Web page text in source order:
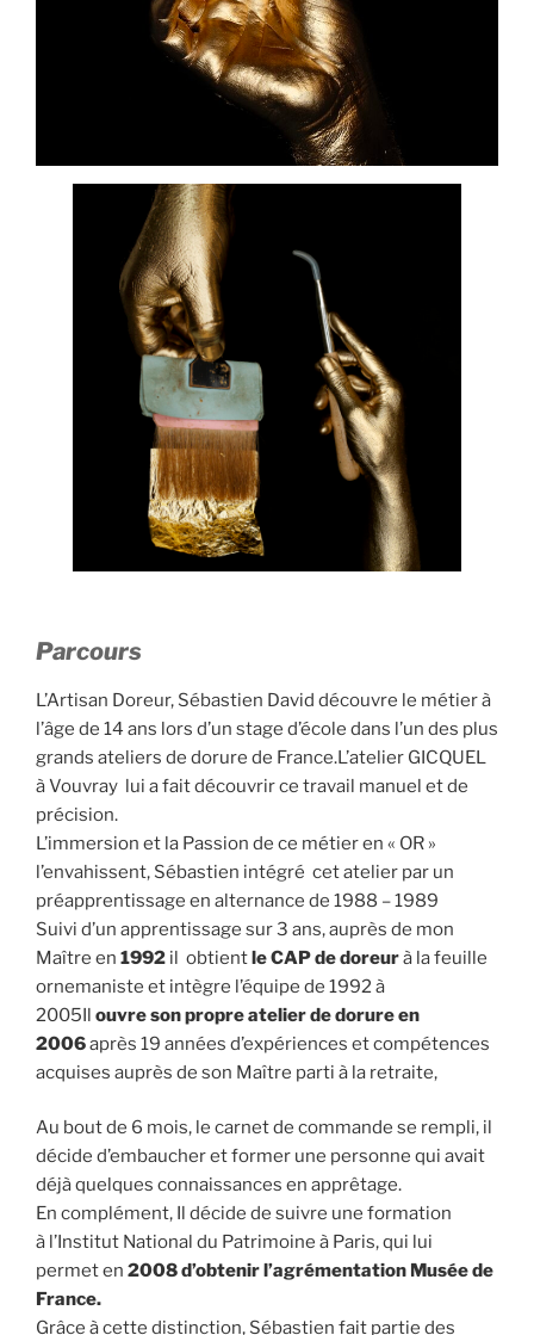
Parcours
L’Artisan Doreur, Sébastien David découvre le métier à
l’âge de 14 ans lors d’un stage d’école dans l’un des plus
grands ateliers de dorure de France.L’atelier GICQUEL
à Vouvray lui a fait découvrir ce travail manuel et de
précision.
L’immersion et la Passion de ce métier en « OR »
l’envahissent, Sébastien intégré cet atelier par un
préapprentissage en alternance de 1988 – 1989
Suivi d’un apprentissage sur 3 ans, auprès de mon
Maître en 1992 il obtientle CAP de doreurà la feuille
ornemaniste et intègre l’équipe de 1992 à
2005Il ouvre son propre atelier de dorure en
2006après 19 années d’expériences et compétences
acquises auprès de son Maître parti à la retraite,
Au bout de 6 mois, le carnet de commande se rempli, il
décide d’embaucher et former une personne qui avait
déjà quelques connaissances en apprêtage.
En complément, Il décide de suivre une formation
à l’Institut National du Patrimoine à Paris, qui lui
permet en 2008 d’obtenir l’agrémentation Musée de
France.
Grâce à cette distinction, Sébastien fait partie des